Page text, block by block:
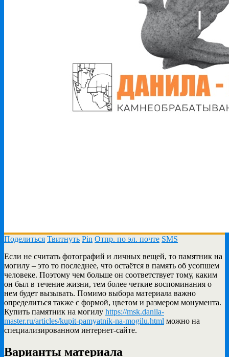
Поделиться Твитнуть Pin Отпр. по эл. почте SMS
Если не считать фотографий и личных вещей, то памятник на
могилу – это то последнее, что остаётся в память об усопшем
человеке. Поэтому чем больше он соответствует тому, каким
он был в течение жизни, тем более четкие воспоминания о
нем будет вызывать. Помимо выбора материала важно
определиться также с формой, цветом и размером монумента.
Купить памятник на могилу https://msk.danila-
master.ru/articles/kupit-pamyatnik-na-mogilu.html можно на
специализированном интернет-сайте.
Варианты материала